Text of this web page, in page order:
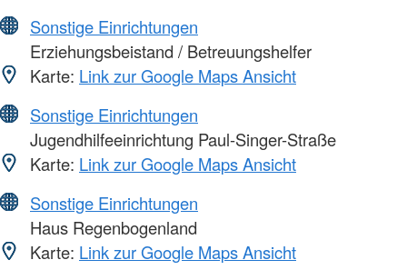
Sonstige Einrichtungen
Erziehungsbeistand / Betreuungshelfer
Karte: Link zur Google Maps Ansicht
Sonstige Einrichtungen
Jugendhilfeeinrichtung Paul-Singer-Straße
Karte: Link zur Google Maps Ansicht
Sonstige Einrichtungen
Haus Regenbogenland
Karte: Link zur Google Maps Ansicht